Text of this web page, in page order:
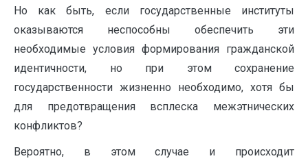
Но как быть, если государственные институты
оказываются неспособны обеспечить эти
необходимые условия формирования гражданской
идентичности, но при этом сохранение
государственности жизненно необходимо, хотя бы
для предотвращения всплеска межэтнических
конфликтов?
Вероятно, в этом случае и происходит